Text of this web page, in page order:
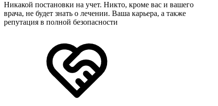
Никакой постановки на учет. Никто, кроме вас и вашего
врача, не будет знать о лечении. Ваша карьера, а также
репутация в полной безопасности